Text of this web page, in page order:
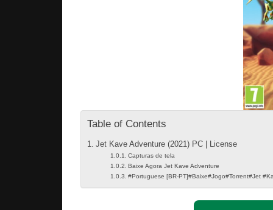
Table of Contents
Jet Kave Adventure (2021) PC | License
Capturas de tela
Baixe Agora Jet Kave Adventure
#Portuguese [BR-PT]#Baixe#Jogo#Torrent#Jet